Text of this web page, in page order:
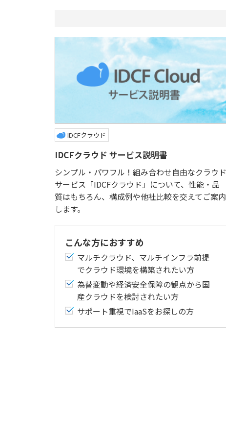
IDCFクラウド
IDCFクラウド サービス説明書
シンプル・パワフル！組み合わせ自由なクラウド
サービス「IDCFクラウド」について、性能・品
質はもちろん、構成例や他社比較を交えてご案内
します。
こんな方におすすめ
マルチクラウド、マルチインフラ前提
でクラウド環境を構築されたい方
為替変動や経済安全保障の観点から国
産クラウドを検討されたい方
サポート重視でIaaSをお探しの方